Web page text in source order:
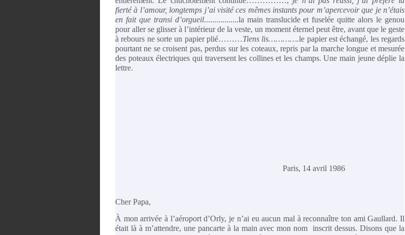
fierté à l’amour, longtemps j’ai visité ces mêmes instants pour m’apercevoir que je n’étais
en fait que transi d’orgueil.................la main translucide et fuselée quitte alors le genou
pour aller se glisser à l’intérieur de la veste, un moment éternel peut être, avant que le geste
à rebours ne sorte un papier plié………Tiens lis………….le papier est échangé, les regards
pourtant ne se croisent pas, perdus sur les coteaux, repris par la marche longue et mesurée
des poteaux électriques qui traversent les collines et les champs. Une main jeune déplie la
lettre.
Paris, 14 avril 1986
Cher Papa,
À mon arrivée à l’aéroport d’Orly, je n’ai eu aucun mal à reconnaître ton ami Gaullard. Il
était là à m’attendre, une pancarte à la main avec mon nom inscrit dessus. Disons que la